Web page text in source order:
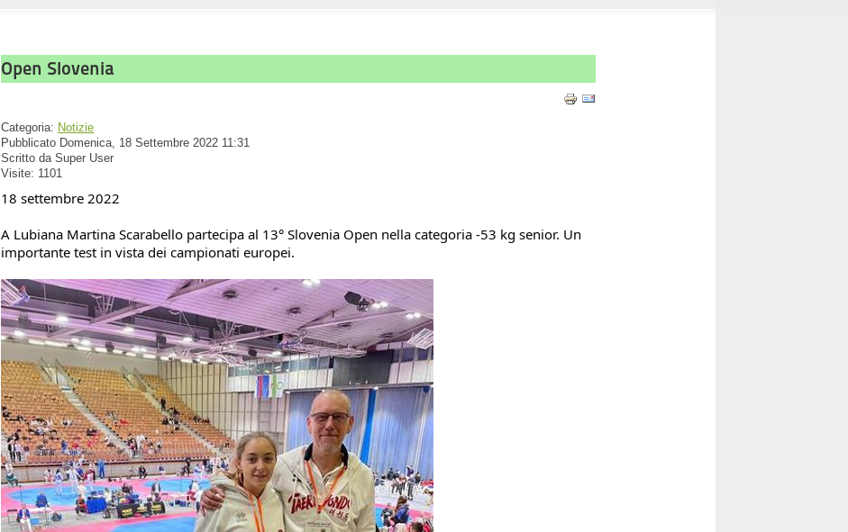
Open Slovenia
Categoria: Notizie
Pubblicato Domenica, 18 Settembre 2022 11:31
Scritto da Super User
Visite: 1101
18 settembre 2022
A Lubiana Martina Scarabello partecipa al 13° Slovenia Open nella categoria -53 kg senior. Un
importante test in vista dei campionati europei.